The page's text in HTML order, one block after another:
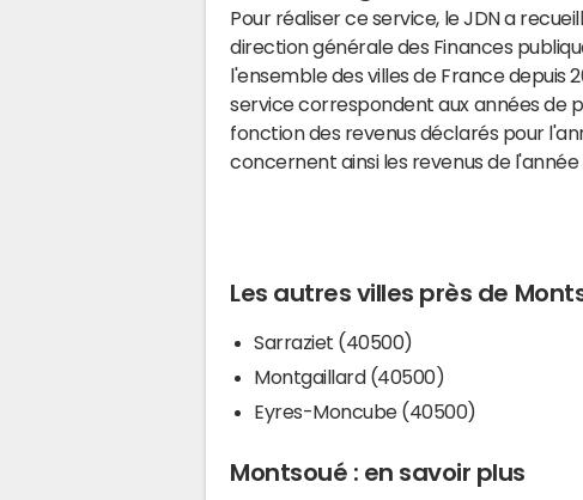
Pour réaliser ce service, le JDN a
direction générale des Finances
l'ensemble des villes de France depuis
service correspondent aux années de
fonction des revenus déclarés pour
concernent ainsi les revenus de l'année
Les autres villes près de
Sarraziet (40500)
Montgaillard (40500)
Eyres-Moncube (40500)
Montsoué : en savoir plus